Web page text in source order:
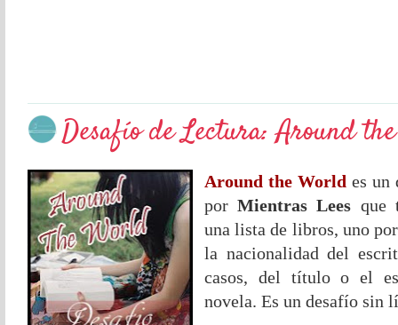
Desafío de Lectura: Around
Around the World es un
porMientras Lees que
una lista de libros, uno
la nacionalidad del
casos, del título o el
novela. Es un desafío sin